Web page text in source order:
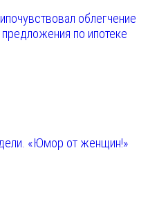
облегчение
по ипотеке
«Юмор от женщин!»